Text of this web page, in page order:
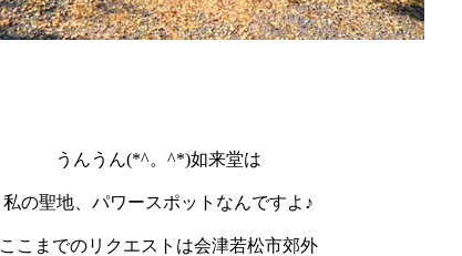
うんうん(*^。^*)如来堂は
私の聖地、パワースポットなんですよ♪
ここまでのリクエストは会津若松市郊外